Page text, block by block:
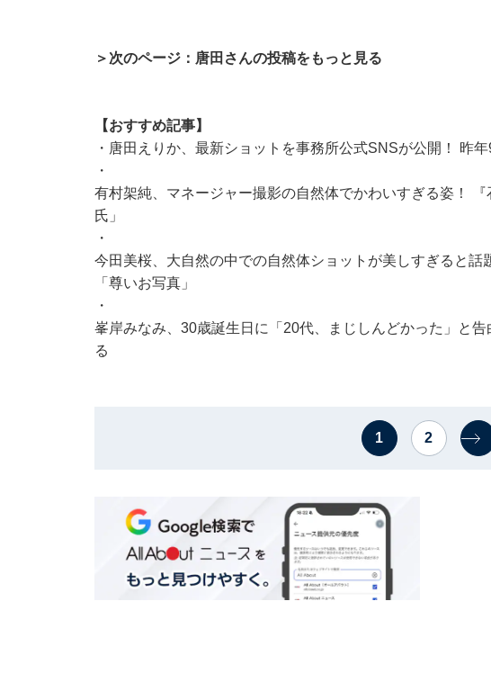
＞次のページ：唐田さんの投稿をもっと見る
【おすすめ記事】
・ 唐田えりか、最新ショットを事務所公式SNSが公開！ 昨
・
有村架純、マネージャー撮影の自然体でかわいすぎる姿！
氏」
・
今田美桜、大自然の中での自然体ショットが美しすぎると話
「尊いお写真」
・
峯岸みなみ、30歳誕生日に「20代、まじしんどかった」と
る
1 2